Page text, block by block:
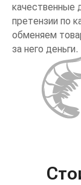
качественные
претензии по
обменяем
за него деньги.